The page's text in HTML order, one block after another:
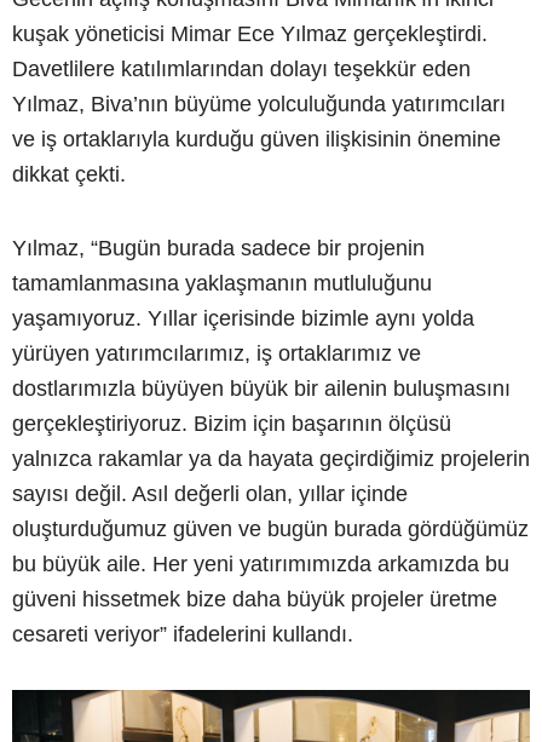
kuşak yöneticisi Mimar Ece Yılmaz gerçekleştirdi.
Davetlilere katılımlarından dolayı teşekkür eden
Yılmaz, Biva’nın büyüme yolculuğunda yatırımcıları
ve iş ortaklarıyla kurduğu güven ilişkisinin önemine
dikkat çekti.
Yılmaz, “Bugün burada sadece bir projenin
tamamlanmasına yaklaşmanın mutluluğunu
yaşamıyoruz. Yıllar içerisinde bizimle aynı yolda
yürüyen yatırımcılarımız, iş ortaklarımız ve
dostlarımızla büyüyen büyük bir ailenin buluşmasını
gerçekleştiriyoruz. Bizim için başarının ölçüsü
yalnızca rakamlar ya da hayata geçirdiğimiz projelerin
sayısı değil. Asıl değerli olan, yıllar içinde
oluşturduğumuz güven ve bugün burada gördüğümüz
bu büyük aile. Her yeni yatırımımızda arkamızda bu
güveni hissetmek bize daha büyük projeler üretme
cesareti veriyor” ifadelerini kullandı.